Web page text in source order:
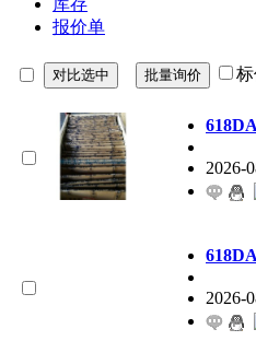
报价单
2026-
2026-